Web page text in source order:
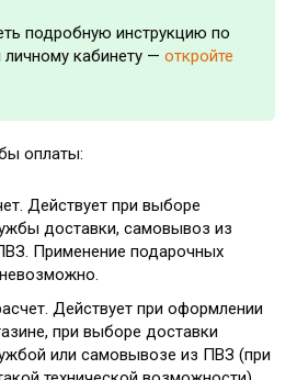
подробную инструкцию по
личному кабинету — откройте
оплаты:
Действует при выборе
доставки, самовывоз из
Применение подарочных
Действует при оформлении
при выборе доставки
или самовывозе из ПВЗ (при